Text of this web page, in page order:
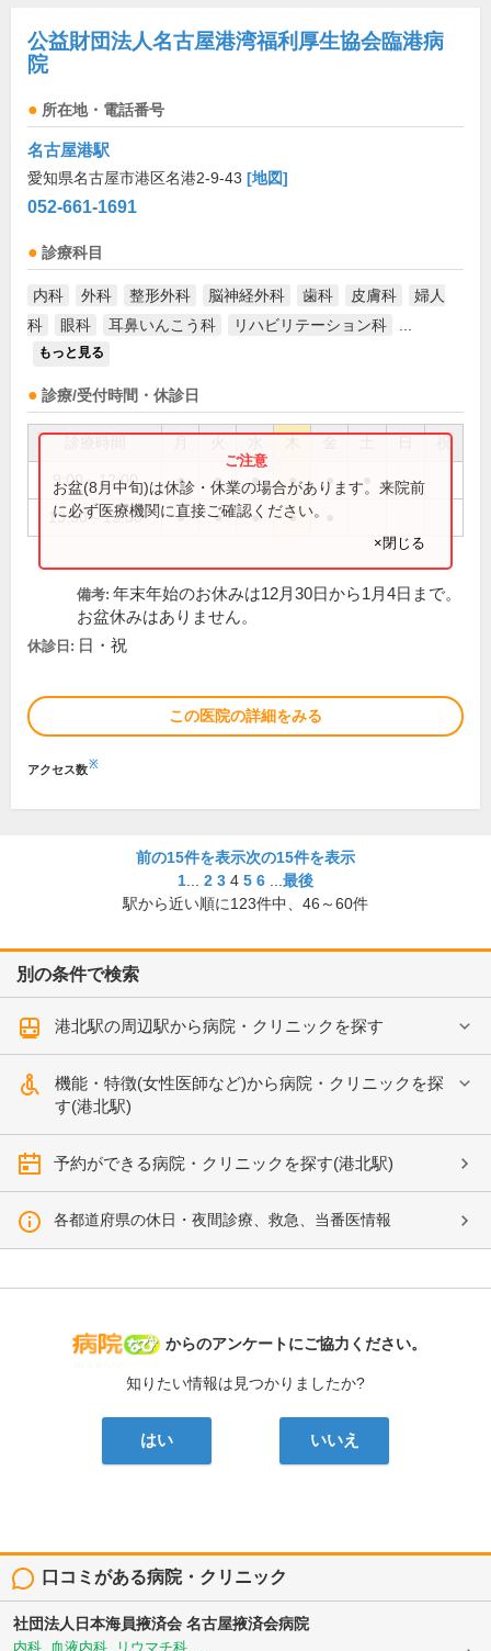
公益財団法人名古屋港湾福利厚生協会臨港病
院
所在地・電話番号
名古屋港駅
愛知県名古屋市港区名港2-9-43 [地図]
052-661-1691
診療科目
内科 外科 整形外科 脳神経外科 歯科 皮膚科
婦人
科
眼科 耳鼻いんこう科 リハビリテーション科
もっと見る
診療/受付時間・休診日
祝
9:00～12:00 ● ● ● ● ●
13:30～15:30 ● ● ● ●
お盆(8月中旬)は休診・休業の場合があります。来院前
に必ず医療機関に直接ご確認ください。
×閉じる
備考: 年末年始のお休みは12月30日から1月4日まで。
お盆休みはありません。
休診日: 日・祝
この医院の詳細をみる
アクセス数※
前の15件を表示次の15件を表示
1
2 3 4 5 6
最後
駅から近い順に123件中、 46～60件
別の条件で検索
港北駅の周辺駅から病院・クリニックを探す
機能・特徴(女性医師など)から病院・クリニックを探
す(港北駅)
予約ができる病院・クリニックを探す(港北駅)
各都道府県の休日・夜間診療、救急、当番医情報
病院なび
からのアンケートにご協力ください。
知りたい情報は見つかりましたか?
はい いいえ
口コミがある病院・クリニック
社団法人日本海員掖済会 名古屋掖済会病院
内科, 血液内科, リウマチ科, ...